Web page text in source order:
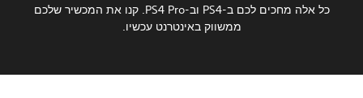
כל אלה מחכים לכם ב-PS4 וב-PS4 Pro. קנו את המכשיר שלכם
ממשווק באינטרנט עכשיו.